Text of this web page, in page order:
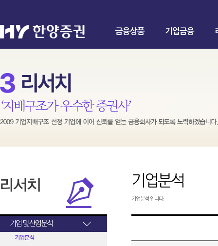
금융상품 기업금융
기업 및 산업분석
기업분석
기업분석
기업분석 입니다.